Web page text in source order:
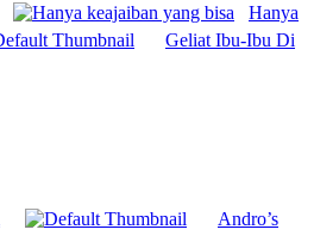
Hanya
Geliat Ibu-Ibu Di
Andro’s